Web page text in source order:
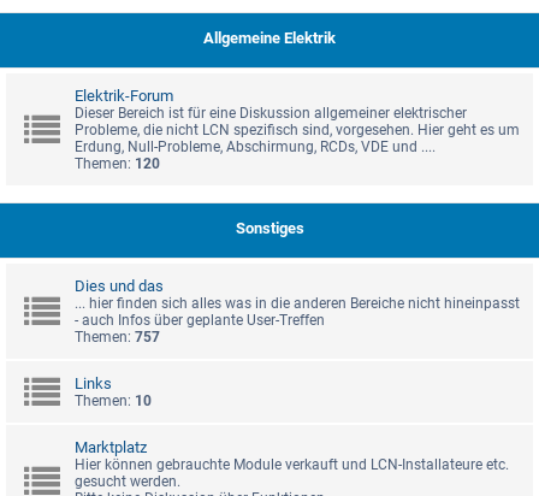
Allgemeine Elektrik
Elektrik-Forum
Dieser Bereich ist für eine Diskussion allgemeiner elektrischer
Probleme, die nicht LCN spezifisch sind, vorgesehen. Hier geht es um
Erdung, Null-Probleme, Abschirmung, RCDs, VDE und ....
Themen: 120
Sonstiges
Dies und das
... hier finden sich alles was in die anderen Bereiche nicht hineinpasst
- auch Infos über geplante User-Treffen
Themen: 757
Links
Themen: 10
Marktplatz
Hier können gebrauchte Module verkauft und LCN-Installateure etc.
gesucht werden.